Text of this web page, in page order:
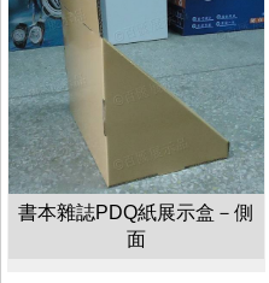
書本雜誌PDQ紙展示盒－側
面